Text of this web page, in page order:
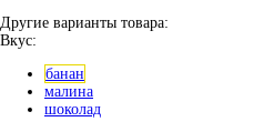
Другие варианты товара:
Вкус:
банан
малина
шоколад